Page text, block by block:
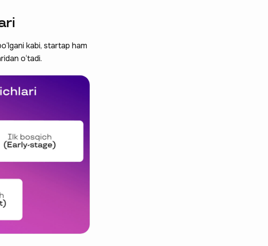
kabi, startap ham
o‘tadi.